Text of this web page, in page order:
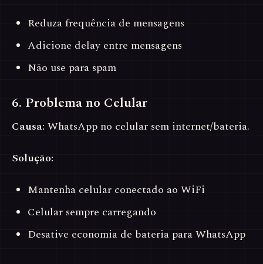
Reduza frequência de mensagens
Adicione delay entre mensagens
Não use para spam
6. Problema no Celular
Causa: WhatsApp no celular sem internet/bateria.
Solução:
Mantenha celular conectado ao WiFi
Celular sempre carregando
Desative economia de bateria para WhatsApp